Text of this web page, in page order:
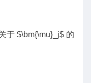
于 $\bm{\mu}_j$ 的